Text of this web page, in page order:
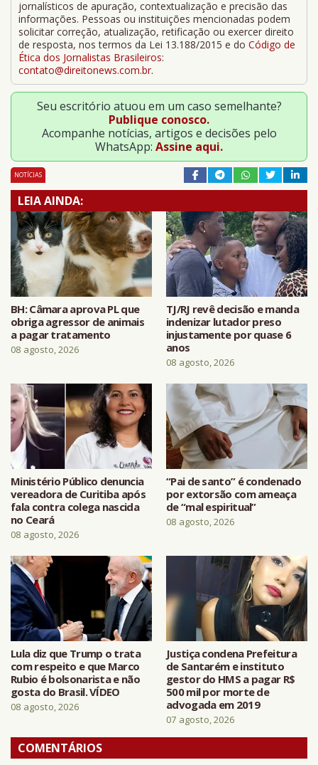
jornalísticos de apuração, contextualização e precisão das
informações. Pessoas ou instituições mencionadas podem
solicitar correção, atualização, retificação ou exercer direito
de resposta, nos termos da Lei 13.188/2015 e do Código de
Ética dos Jornalistas Brasileiros:
contato@direitonews.com.br.
Seu escritório atuou em um caso semelhante?
Publique conosco.
Acompanhe notícias, artigos e decisões pelo
WhatsApp: Assine aqui.
NOTÍCIAS
LEIA AINDA:
BH: Câmara aprova PL que
obriga agressor de animais
a pagar tratamento
08 agosto, 2026
TJ/RJ revê decisão e manda
indenizar lutador preso
injustamente por quase 6
anos
08 agosto, 2026
Ministério Público denuncia
vereadora de Curitiba após
fala contra colega nascida
no Ceará
08 agosto, 2026
“Pai de santo” é condenado
por extorsão com ameaça
de “mal espiritual”
08 agosto, 2026
Lula diz que Trump o trata
com respeito e que Marco
Rubio é bolsonarista e não
gosta do Brasil. VÍDEO
08 agosto, 2026
Justiça condena Prefeitura
de Santarém e instituto
gestor do HMS a pagar R$
500 mil por morte de
advogada em 2019
07 agosto, 2026
COMENTÁRIOS